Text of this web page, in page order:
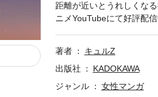
距離が近いとうれしくな
ニメYouTubeにて好評配信
著者
キュルZ
出版社
KADOKAWA
ジャンル
女性マンガ